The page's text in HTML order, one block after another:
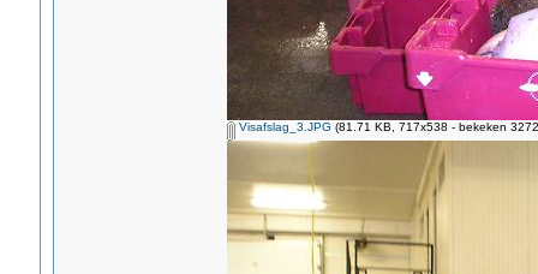
Visafslag_3.JPG (81.71 KB, 717x538 - bekeken